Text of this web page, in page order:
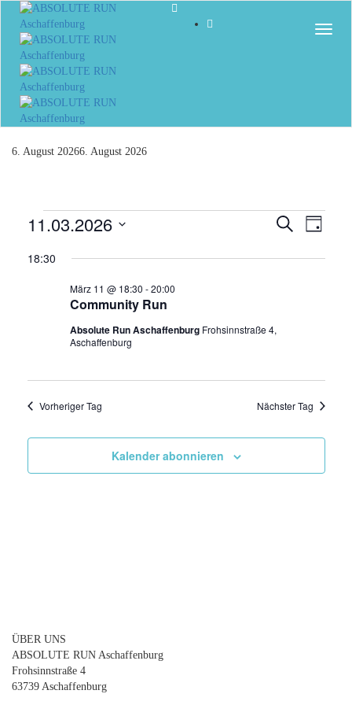
6. August 20266. August 2026
Veranstaltungen
für
März
2026
Suche
Tag
11.03.2026
wählen.
18:30
Community Run
März 11 @ 18:30 -20:00
Absolute Run Aschaffenburg Frohsinnstraße 4,
Aschaffenburg
Vorheriger Tag Nächster Tag
Kalender abonnieren
ÜBER UNS
ABSOLUTE RUN Aschaffenburg
Frohsinnstraße 4
63739 Aschaffenburg